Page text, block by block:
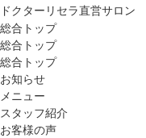
ドクターリセラ直営サロン
総合トップ
総合トップ
総合トップ
お知らせ
メニュー
スタッフ紹介
お客様の声